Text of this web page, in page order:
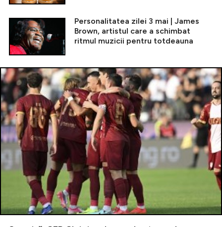
Personalitatea zilei 3 mai | James
Brown, artistul care a schimbat
ritmul muzicii pentru totdeauna